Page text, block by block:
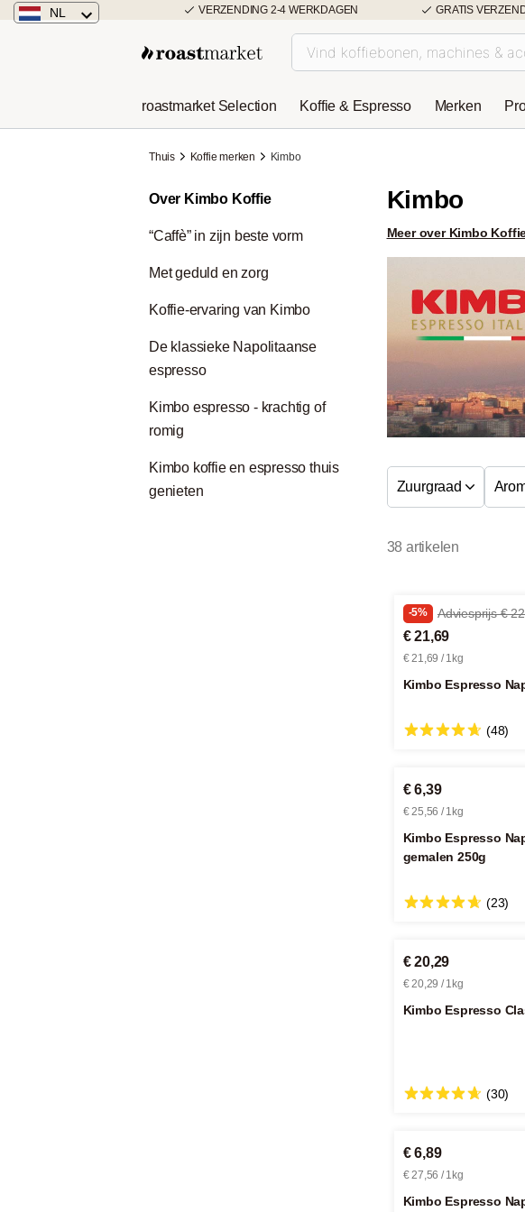
VERZENDING 2-4 WERKDAGEN GRATIS
NL
Österreich
roastmarket Selection Koffie & Espresso Merken
Thuis Koffie merken Kimbo
Over Kimbo Koffie
“Caffè” in zijn beste vorm
Met geduld en zorg
Koffie-ervaring van Kimbo
De klassieke Napolitaanse
espresso
Kimbo espresso - krachtig of
romig
Kimbo koffie en espresso thuis
genieten
Kimbo
Meer over Kimbo
Zuurgraad
38 artikelen
-5% Adviesprijs €
€ 21,69
€ 21,69 / 1kg
Kimbo Espresso
(48)
€ 6,39
€ 25,56 / 1kg
Kimbo Espresso
gemalen 250g
(23)
€ 20,29
€ 20,29 / 1kg
Kimbo Espresso
(30)
€ 6,89
€ 27,56 / 1kg
Kimbo Espresso